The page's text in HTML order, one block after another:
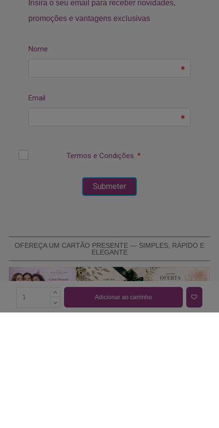
Adicionar ao carrinho
OFEREÇA UM CARTÃO PRESENTE — SIMPLES, RÁPIDO E
ELEGANTE